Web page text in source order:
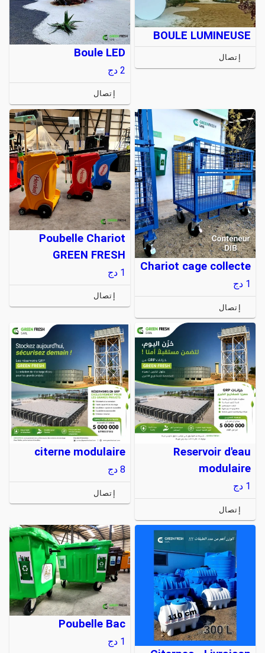
BOULE LUMINEUSE
إتصال Boule LED
2 دج
إتصال
Chariot cage collecte
1 دج
إتصال
Poubelle Chariot
GREEN FRESH
1 دج
إتصال
Reservoir d'eau
modulaire
1 دج
إتصال
citerne modulaire
8 دج
إتصال
Poubelle Bac
1 دج